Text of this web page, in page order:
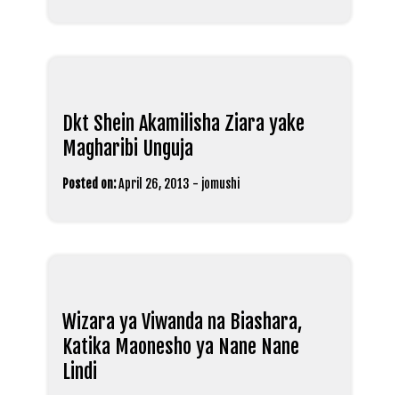
Dkt Shein Akamilisha Ziara yake
Magharibi Unguja
Posted on:April 26, 2013 - jomushi
Wizara ya Viwanda na Biashara,
Katika Maonesho ya Nane Nane
Lindi